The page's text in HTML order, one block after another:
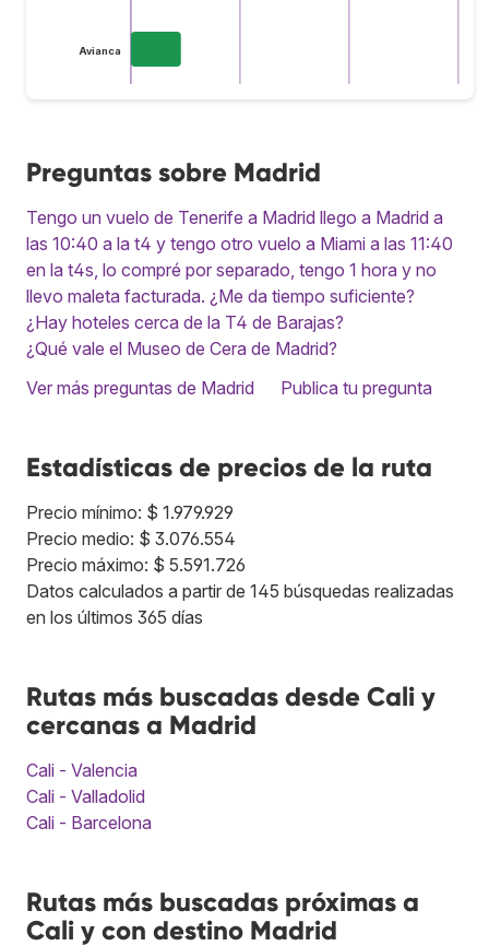
Avianca
Preguntas sobre Madrid
Tengo un vuelo de Tenerife a Madrid llego a Madrid a
las 10:40 a la t4 y tengo otro vuelo a Miami a las 11:40
en la t4s, lo compré por separado, tengo 1 hora y no
llevo maleta facturada. ¿Me da tiempo suficiente?
¿Hay hoteles cerca de la T4 de Barajas?
¿Qué vale el Museo de Cera de Madrid?
Ver más preguntas de Madrid
Publica tu pregunta
Estadísticas de precios de la ruta
Precio mínimo: $ 1.979.929
Precio medio: $ 3.076.554
Precio máximo: $ 5.591.726
Datos calculados a partir de 145 búsquedas realizadas
en los últimos 365 días
Rutas más buscadas desde Cali y
cercanas a Madrid
Cali - Valencia
Cali - Valladolid
Cali - Barcelona
Rutas más buscadas próximas a
Cali y con destino Madrid